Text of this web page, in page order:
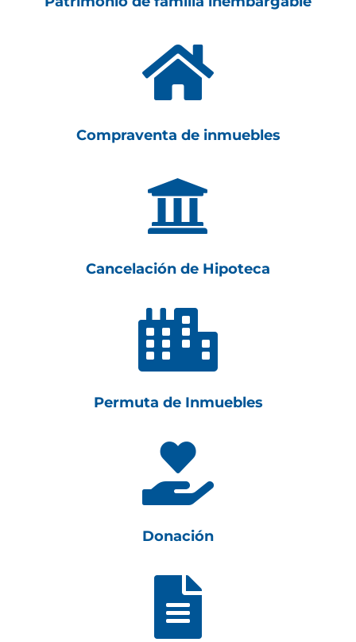

Compraventa de inmuebles

Cancelación de Hipoteca

Permuta de Inmuebles

Donación
